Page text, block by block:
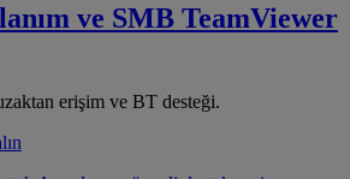
ve SMB TeamViewer
erişim ve BT desteği.